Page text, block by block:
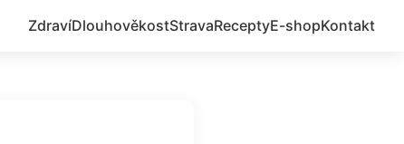
ZdravíDlouhověkostStravaReceptyE-shopKontakt